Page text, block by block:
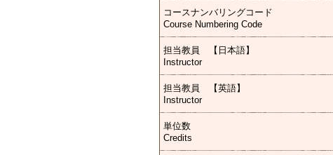
コースナンバリングコード
Course Numbering Code
担当教員 【日本語】
Instructor
担当教員 【英語】
Instructor
単位数
Credits